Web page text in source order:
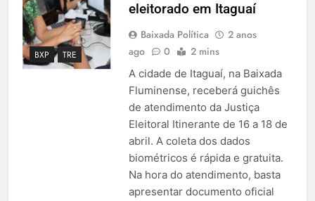
BXP TRE
eleitorado em Itaguaí
Baixada Política
2 anos
ago
0 2 mins
A cidade de Itaguaí, na Baixada
Fluminense, receberá guichês
de atendimento da Justiça
Eleitoral Itinerante de 16 a 18 de
abril. A coleta dos dados
biométricos é rápida e gratuita.
Na hora do atendimento, basta
apresentar documento oficial